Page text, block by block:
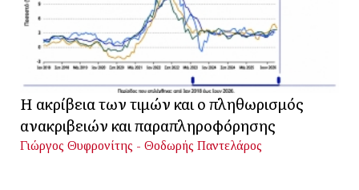
Η ακρίβεια των τιμών και ο πληθωρισμός
ανακριβειών και παραπληροφόρησης
Γιώργος Θυφρονίτης - Θοδωρής Παντελάρος